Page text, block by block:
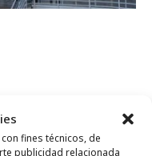
fines técnicos, de
publicidad relacionada